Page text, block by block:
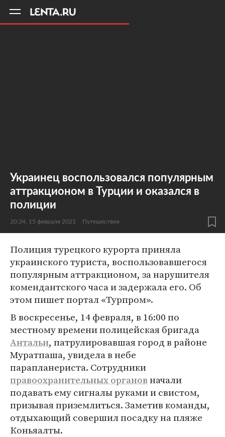
Украинец воспользовался популярным
аттракционом в Турции и оказался в
полиции
20:34, 15 февраля 2021 Путешествия
Полиция турецкого курорта приняла
украинского туриста, воспользовавшегося
популярным аттракционом, за нарушителя
комендантского часа и задержала его. Об
этом пишет портал «Турпром».
В воскресенье, 14 февраля, в 16:00 по
местному времени полицейская бригада
Антальи, патрулировавшая город в районе
Муратпаша, увидела в небе
парапланериста. Сотрудники
правоохранительных органовначали
подавать ему сигналы руками и свистом,
призывая приземлиться. Заметив команды,
отдыхающий совершил посадку на пляже
Коньяалты.